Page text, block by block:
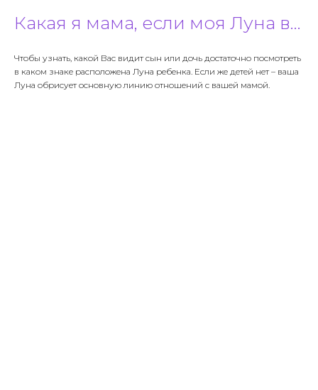
Какая я мама, если моя Луна в...
Чтобы узнать, какой Вас видит сын или дочь достаточно посмотреть
в каком знаке расположена Луна ребенка. Если же детей нет – ваша
Луна обрисует основную линию отношений с вашей мамой.